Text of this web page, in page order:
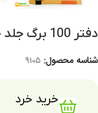
دفتر 100 برگ جلد چرمی با جامدادی | کد:9105
شناسه محصول: 9105
خرید خرد